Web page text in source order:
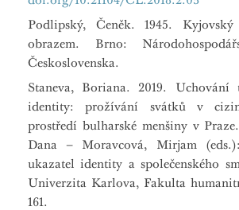
Podlipský, Čeněk. 1945.
obrazem. Brno:
Československa.
Staneva, Boriana. 2019.
identity: prožívání svátků v
prostředí bulharské menšiny v
Dana – Moravcová, Mirjam
ukazatel identity a společenského
Univerzita Karlova, Fakulta
161.